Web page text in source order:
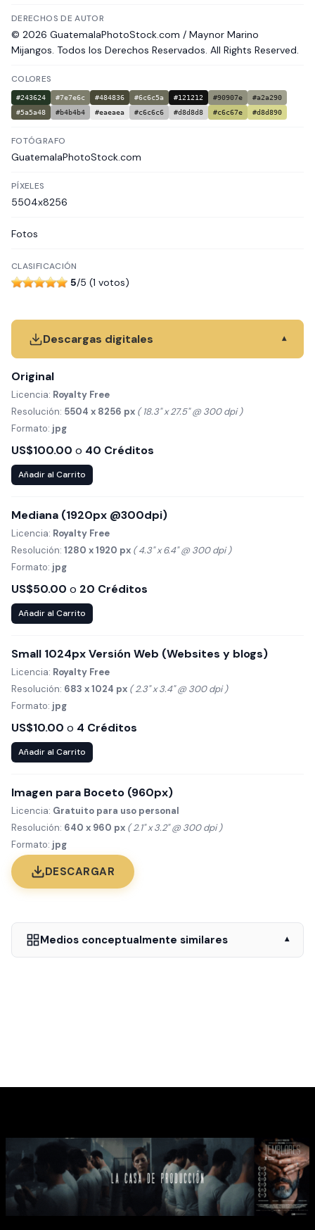
DERECHOS DE AUTOR
© 2026 GuatemalaPhotoStock.com / Maynor Marino
Mijangos. Todos los Derechos Reservados. All Rights Reserved.
COLORES
#243624 #7e7e6c #484836 #6c6c5a #121212 #90907e
#a2a290
#5a5a48
#b4b4b4 #eaeaea #c6c6c6 #d8d8d8 #c6c67e #d8d890
FOTÓGRAFO
GuatemalaPhotoStock.com
PÍXELES
5504x8256
Fotos
CLASIFICACIÓN
5/5 (1 votos)
Descargas digitales ▾
Original
Licencia: Royalty Free
Resolución: 5504 x 8256 px ( 18.3" x 27.5" @ 300 dpi )
Formato: jpg
US$100.00 o 40 Créditos
Añadir al Carrito
Mediana (1920px @300dpi)
Licencia: Royalty Free
Resolución: 1280 x 1920 px ( 4.3" x 6.4" @ 300 dpi )
Formato: jpg
US$50.00 o 20 Créditos
Añadir al Carrito
Small 1024px Versión Web (Websites y blogs)
Licencia: Royalty Free
Resolución: 683 x 1024 px ( 2.3" x 3.4" @ 300 dpi )
Formato: jpg
US$10.00 o 4 Créditos
Añadir al Carrito
Imagen para Boceto (960px)
Licencia: Gratuito para uso personal
Resolución: 640 x 960 px ( 2.1" x 3.2" @ 300 dpi )
Formato: jpg
DESCARGAR
Medios conceptualmente similares ▾